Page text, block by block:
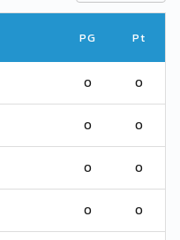
PG Pt
0 0
0 0
0 0
0 0